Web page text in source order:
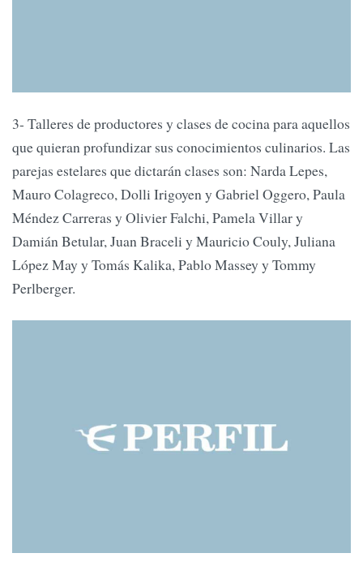
3- Talleres de productores y clases de cocina para aquellos
que quieran profundizar sus conocimientos culinarios. Las
parejas estelares que dictarán clases son: Narda Lepes,
Mauro Colagreco, Dolli Irigoyen y Gabriel Oggero, Paula
Méndez Carreras y Olivier Falchi, Pamela Villar y
Damián Betular, Juan Braceli y Mauricio Couly, Juliana
López May y Tomás Kalika, Pablo Massey y Tommy
Perlberger.